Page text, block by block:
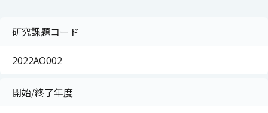
研究課題コード
2022AO002
開始/終了年度